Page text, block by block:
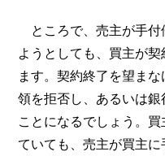
ところで、売主が手付
ようとしても、買主が
ます。契約終了を望ま
領を拒否し、あるいは
ことになるでしょう。
ていても、売主が買主